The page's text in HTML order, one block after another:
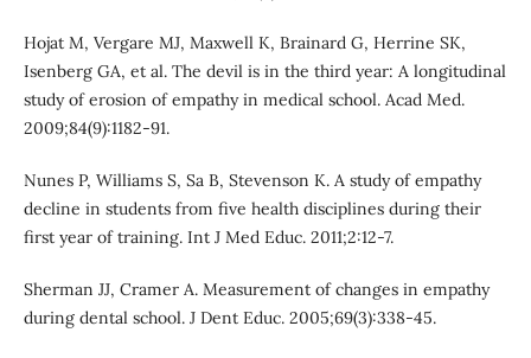
Hojat M, Vergare MJ, Maxwell K, Brainard G, Herrine SK,
Isenberg GA, et al. The devil is in the third year: A longitudinal
study of erosion of empathy in medical school. Acad Med.
2009;84(9):1182-91.
Nunes P, Williams S, Sa B, Stevenson K. A study of empathy
decline in students from five health disciplines during their
first year of training. Int J Med Educ. 2011;2:12-7.
Sherman JJ, Cramer A. Measurement of changes in empathy
during dental school. J Dent Educ. 2005;69(3):338-45.